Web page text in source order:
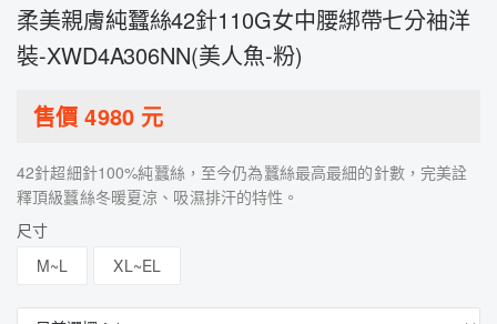
柔美親膚純蠶絲42針110G女中腰綁帶七分袖洋
裝-XWD4A306NN(美人魚-粉)
售價4980元
42針超細針100%純蠶絲，至今仍為蠶絲最高最細的針數，完美詮
釋頂級蠶絲冬暖夏涼、吸濕排汗的特性。
尺寸
M~L
XL~EL